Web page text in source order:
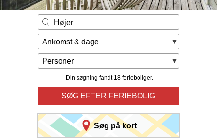
Ejer
Højer
Ankomst & dage
Personer
Din søgning fandt 18 ferieboliger.
SØG EFTER FERIEBOLIG
Søg på kort